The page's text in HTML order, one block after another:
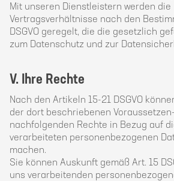
Mit unseren Dienstleistern werden die
Vertragsverhältnisse nach den
DSGVO geregelt, die die gesetzlich
zum Datenschutz und zur
V. Ihre Rechte
Nach den Artikeln 15-21 DSGVO
der dort beschriebenen
nachfolgenden Rechte in Bezug auf
verarbeiteten personenbezogenen
machen.
Sie können Auskunft gemäß Art. 15
uns verarbeitenden